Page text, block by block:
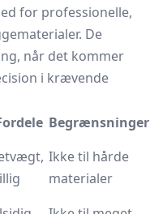
for professionelle,
De
når det kommer
i krævende
Begrænsninger
Ikke til hårde
materialer